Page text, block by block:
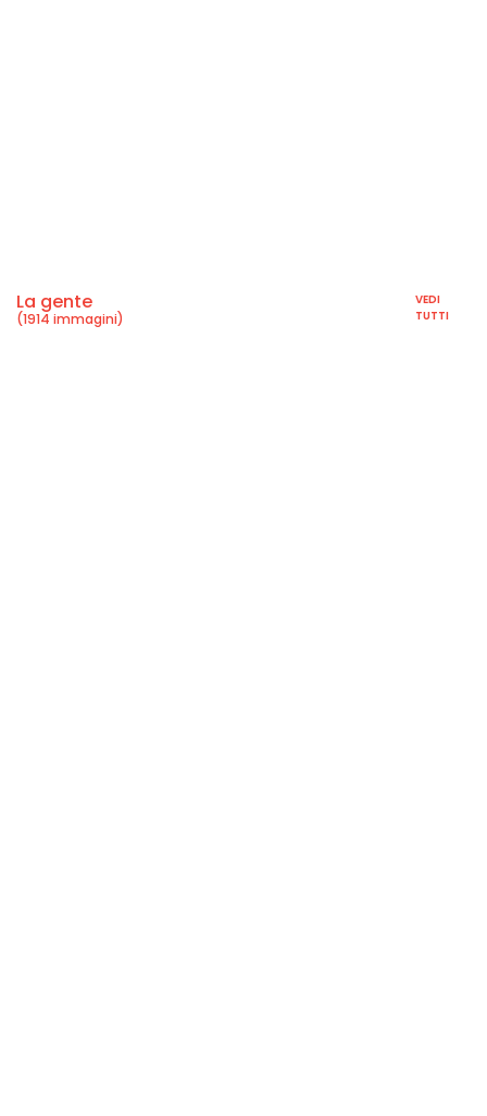
La gente
(1914 immagini)
VEDI
TUTTI